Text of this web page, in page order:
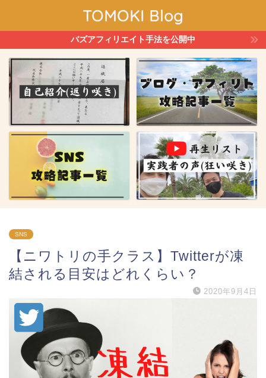
TOMOKI Blog
バズアフィリエイト手法を公開中
SNS
【ニワトリの手クラス】Twitterが凍
結される目安はどれくらい？
2020年9月4日